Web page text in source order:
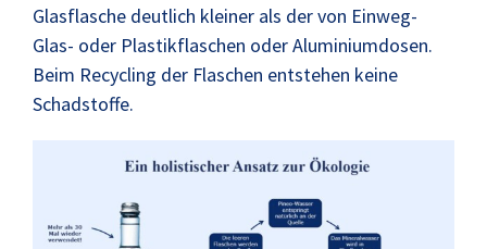
Glasflasche deutlich kleiner als der von Einweg-
Glas- oder Plastikflaschen oder Aluminiumdosen.
Beim Recycling der Flaschen entstehen keine
Schadstoffe.